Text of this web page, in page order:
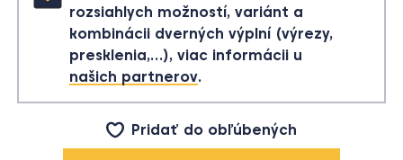
rozsiahlych možností, variánt a
kombinácii dverných výplní (výrezy,
presklenia,…), viac informácii u
našich partnerov.
Pridať do obľúbených